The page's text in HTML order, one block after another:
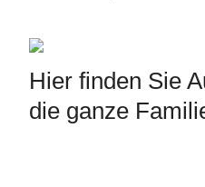
Hier finden Sie
die ganze